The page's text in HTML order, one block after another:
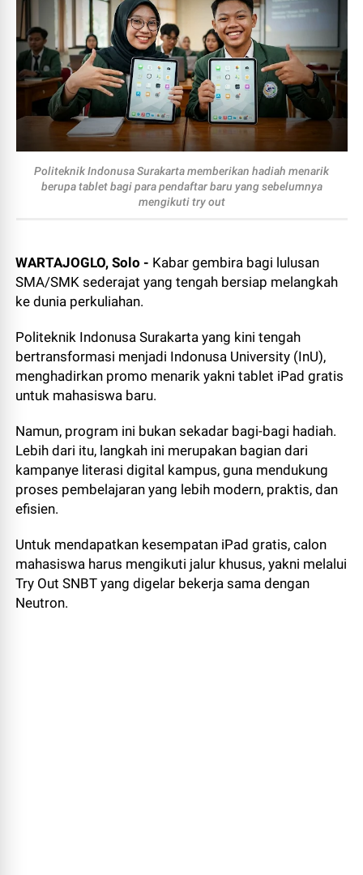
Politeknik Indonusa Surakarta memberikan hadiah menarik
berupa tablet bagi para pendaftar baru yang sebelumnya
mengikuti try out
WARTAJOGLO, Solo - Kabar gembira bagi lulusan
SMA/SMK sederajat yang tengah bersiap melangkah
ke dunia perkuliahan.
Politeknik Indonusa Surakarta yang kini tengah
bertransformasi menjadi Indonusa University (InU),
menghadirkan promo menarik yakni tablet iPad gratis
untuk mahasiswa baru.
Namun, program ini bukan sekadar bagi-bagi hadiah.
Lebih dari itu, langkah ini merupakan bagian dari
kampanye literasi digital kampus, guna mendukung
proses pembelajaran yang lebih modern, praktis, dan
efisien.
Untuk mendapatkan kesempatan iPad gratis, calon
mahasiswa harus mengikuti jalur khusus, yakni melalui
Try Out SNBT yang digelar bekerja sama dengan
Neutron.